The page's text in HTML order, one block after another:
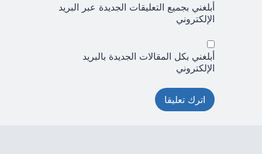
أبلغني بجميع التعليقات الجديدة عبر البريد
الإلكتروني
أبلغني بكل المقالات الجديدة بالبريد
الإلكتروني